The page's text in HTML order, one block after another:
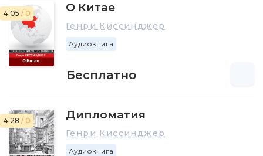
4.05 / 0 О Китае
Генри Киссинджер
Аудиокнига
Бесплатно
4.28 / 0 Дипломатия
Генри Киссинджер
Аудиокнига